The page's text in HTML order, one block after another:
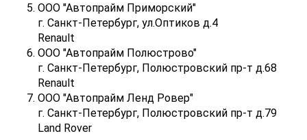
ООО "Автопрайм Приморский"
г. Санкт-Петербург, ул.Оптиков д.4
Renault
ООО "Автопрайм Полюстрово"
г. Санкт-Петербург, Полюстровский пр-т д.68
Renault
ООО "Автопрайм Ленд Ровер"
г. Санкт-Петербург, Полюстровский пр-т д.79
Land Rover